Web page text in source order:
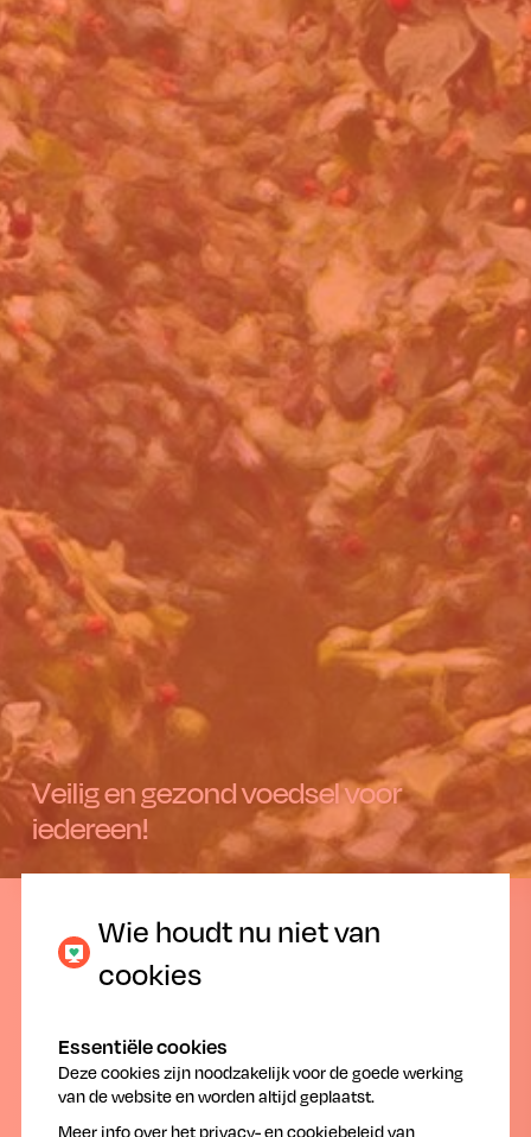
Veilig en gezond voedsel voor
iedereen!
Correct omgaan met
Wie houdt nu niet van
cookies
Essentiële cookies
Deze cookies zijn noodzakelijk voor de goede werking
van de website en worden altijd geplaatst.
Meer info over het privacy- en cookiebeleidvan